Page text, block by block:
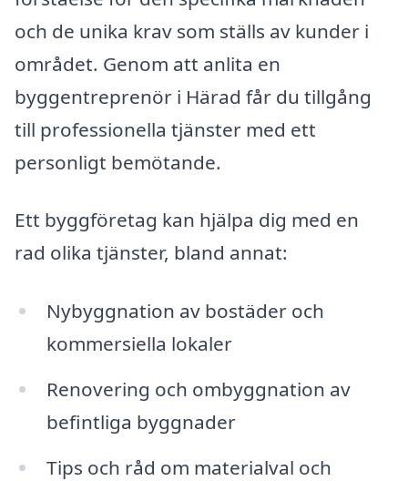
och de unika krav som ställs av kunder i
området. Genom att anlita en
byggentreprenör i Härad får du tillgång
till professionella tjänster med ett
personligt bemötande.
Ett byggföretag kan hjälpa dig med en
rad olika tjänster, bland annat:
Nybyggnation av bostäder och
kommersiella lokaler
Renovering och ombyggnation av
befintliga byggnader
Tips och råd om materialval och